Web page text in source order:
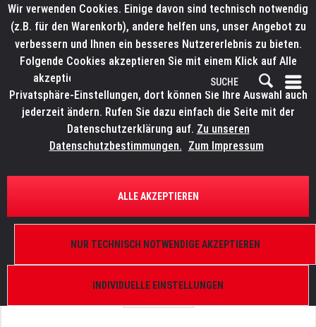
ÜBERSICHT ERSATZTEILE
LITECRAFT BlindX.4
Wir verwenden Cookies. Einige davon sind technisch notwendig
(z.B. für den Warenkorb), andere helfen uns, unser Angebot zu
verbessern und Ihnen ein besseres Nutzererlebnis zu bieten.
Folgende Cookies akzeptieren Sie mit einem Klick auf Alle
akzeptieren. Weitere Informationen finden Sie in den
Privatsphäre-Einstellungen, dort können Sie Ihre Auswahl auch
jederzeit ändern. Rufen Sie dazu einfach die Seite mit der
Datenschutzerklärung auf. Zu unseren
Datenschutzbestimmungen. Zum Impressum
INDIVIDUELLE EINSTELLUNGEN
NUR TECHNISCH NOTWENDIGE AKZEPTIEREN
ALLE AKZEPTIEREN